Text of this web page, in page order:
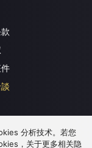
分析技术。若您
，关于更多相关隐